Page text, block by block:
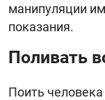
манипуляции
показания.
Поливать
Поить